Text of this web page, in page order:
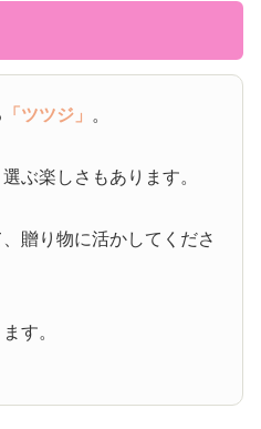
「ツツジ」 。
ぶ楽しさもあります。
贈り物に活かしてくださ
す。